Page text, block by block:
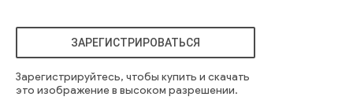
ЗАРЕГИСТРИРОВАТЬСЯ
Зарегистрируйтесь, чтобы купить и скачать
это изображение в высоком разрешении.